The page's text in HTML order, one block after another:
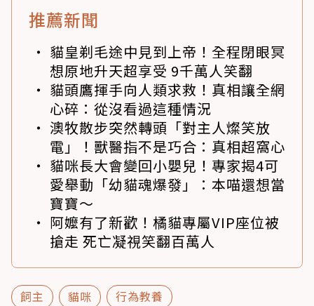
推薦新聞
貓皇剃毛途中見到上帝！全程閉眼冥
想原地升天超享受 9千萬人笑翻
貓頭鷹揮手向人類求救！真相讓全網
心碎：從沒看過這種情況
澳牧散步突然轉頭「對主人燦笑放
電」！獸醫指不是巧合：真相超窩心
貓咪長大會變回小嬰兒！專家揭4可
愛舉動「幼貓魂爆發」：本喵還想當
寶寶～
阿嬤有了新歡！橘貓專屬VIP座位被
搶走 死亡凝視笑翻百萬人
飼主 貓咪 行為教養